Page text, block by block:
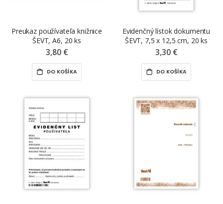
Preukaz používateľa knižnice
ŠEVT, A6, 20 ks
3,80 €
DO KOŠÍKA
Evidenčný lístok dokumentu
ŠEVT, 7,5 x 12,5 cm, 20 ks
3,30 €
DO KOŠÍKA